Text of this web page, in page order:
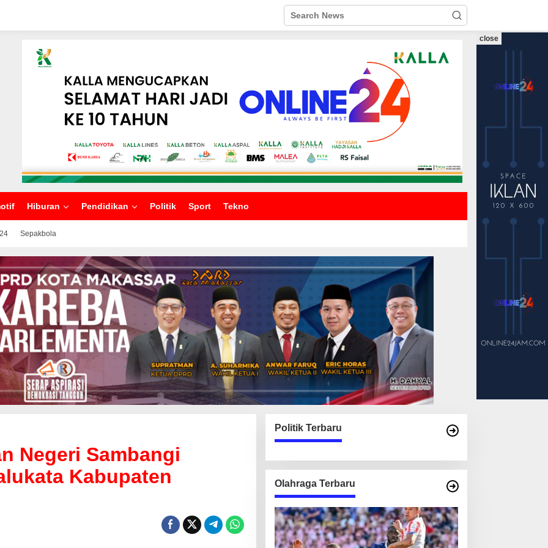
Hiburan Pendidikan Politik Sport Tekno
Sepakbola
close
Negeri Sambangi
Kabupaten
Politik Terbaru
Olahraga Terbaru